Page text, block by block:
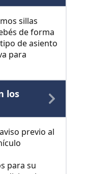
sillas
de forma
de asiento
para
los
previo al
para su